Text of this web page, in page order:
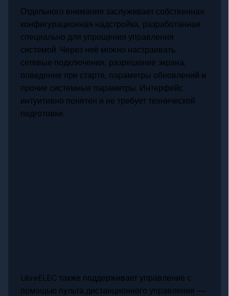
Отдельного внимания заслуживает собственная
конфигурационная надстройка, разработанная
специально для упрощения управления
системой. Через неё можно настраивать
сетевые подключения, разрешение экрана,
поведение при старте, параметры обновлений и
прочие системные параметры. Интерфейс
интуитивно понятен и не требует технической
подготовки.
LibreELEC также поддерживает управление с
помощью пульта дистанционного управления —